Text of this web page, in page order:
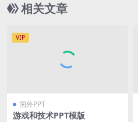
相关文章
VIP
国外PPT
游戏和技术PPT模版